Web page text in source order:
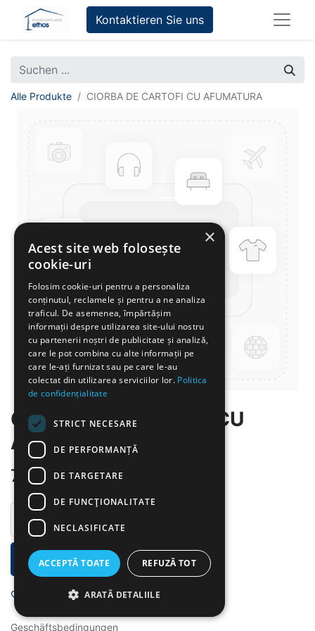
Kontaktieren Sie uns
Alle Produkte CIORBA DE CARTOFI CU AFUMATURA
CIORBA DE CARTOFI CU
AFUMATURA
7.00lei
IN DEN WARENKORB
Auf die Wunschliste
Geschäftsbedingungen
×
Acest site web folosește
cookie-uri
Folosim cookie-uri pentru a personaliza
conținutul, reclamele și pentru a ne analiza
traficul. De asemenea, împărtășim
informații despre utilizarea site-ului nostru
cu partenerii noștri de publicitate și analiză,
care le pot combina cu alte informații pe
care le-ați furnizat sau pe care le-au
colectat din utilizarea serviciilor lor. Politica
de confidențialitate
STRICT NECESARE
DE PERFORMANȚĂ
DE TARGETARE
DE FUNCŢIONALITATE
NECLASIFICATE
ACCEPTĂ TOATE REFUZĂ TOT
ARATĂ DETALIILE